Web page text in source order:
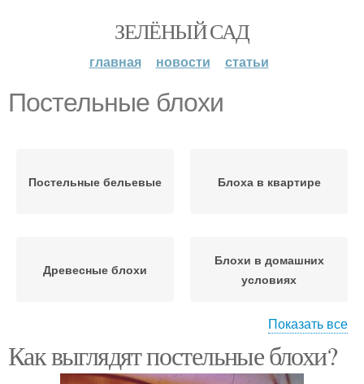
ЗЕЛЁНЫЙ САД
главная новости статьи
Постельные блохи
Постельные бельевые Блоха в квартире
Древесные блохи
Блохи в домашних
условиях
Блохи в доме Домашние блохи
Показать все
Как выглядят постельные блохи?